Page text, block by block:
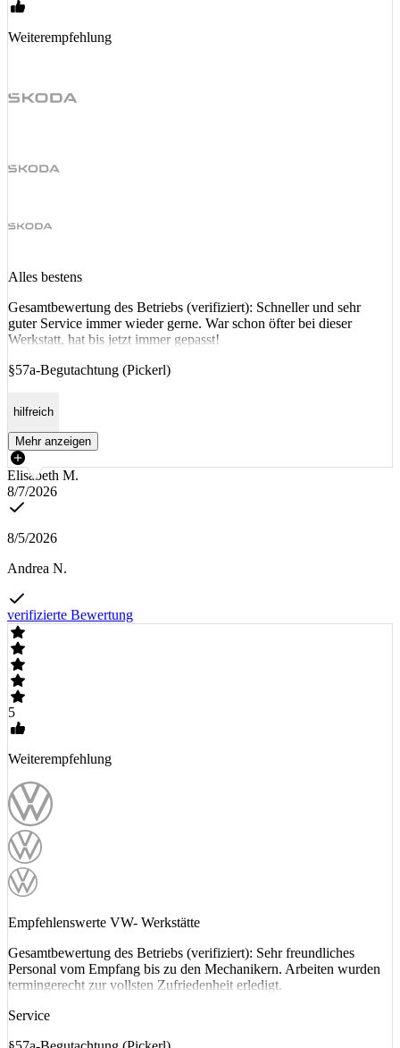
Weiterempfehlung
Alles bestens
Gesamtbewertung des Betriebs (verifiziert): Schneller und sehr
guter Service immer wieder gerne. War schon öfter bei dieser
Werkstatt, hat bis jetzt immer gepasst!
§57a-Begutachtung (Pickerl)
hilfreich
Mehr anzeigen
Elisabeth M.
8/7/2026
8/5/2026
Andrea N.
verifizierte Bewertung
5
Weiterempfehlung
Empfehlenswerte VW- Werkstätte
Gesamtbewertung des Betriebs (verifiziert): Sehr freundliches
Personal vom Empfang bis zu den Mechanikern. Arbeiten wurden
termingerecht zur vollsten Zufriedenheit erledigt.
Service